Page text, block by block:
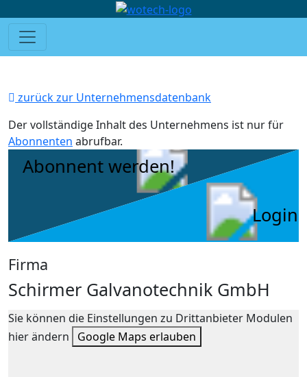
zurück zur Unternehmensdatenbank
Der vollständige Inhalt des Unternehmens ist nur für
Abonnenten abrufbar.
Abonnent werden!
Login
Firma
Schirmer Galvanotechnik GmbH
Sie können die Einstellungen zu Drittanbieter Modulen
hier ändern
Google Maps erlauben